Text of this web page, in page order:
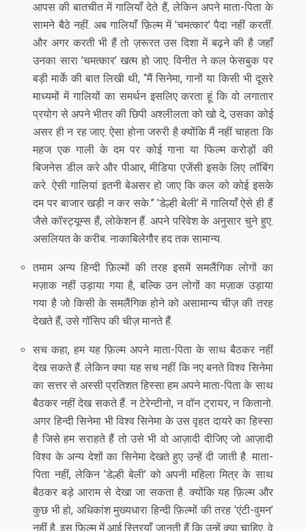
आपस की बातचीत में गालियाँ देते हैं, लेकिन अपने माता-पिता के
सामने बैठे नहीं. अब गालियाँ फ़िल्म में ’चमत्कार’ पैदा नहीं करतीं.
और अगर करती भी हैं तो ज़रूरत उस दिशा में बढ़ने की है जहाँ
उनका सारा ’चमत्कार’ खत्म हो जाए. विनीत ने कल फेसबुक पर
बड़ी मार्के की बात लिखी थी, “मैं सिनेमा, गानों या किसी भी दूसरे
माध्यमों में गालियों का समर्थन इसलिए करता हूं कि वो लगातार
प्रयोग से अपने भीतर की छिपी अश्लीलता को खो दे, उसका कोई
असर ही न रह जाए. ऐसा होना जरुरी है क्योंकि मैं नहीं चाहता कि
महज एक गाली के दम पर कोई गाना या फिल्म करोड़ों की
बिजनेस डील करे और पीआर, मीडिया एजेंसी इसके लिए लॉबिंग
करे. ऐसी गालियां इतनी बेअसर हो जाए कि कल को कोई इसके
दम पर बाजार खड़ी न कर सके.” ’डेल्ही बेली’ में गालियाँ ऐसे ही हैं
जैसे कॉस्ट्यूम्स हैं, लोकेशन हैं. अपने परिवेश के अनुसार चुने हुए.
असलियत के करीब. नाकाबिलेगौर हद तक सामान्य.
तमाम अन्य हिन्दी फ़िल्मों की तरह इसमें समलैंगिक लोगों का
मज़ाक नहीं उड़ाया गया है, बल्कि उन लोगों का मज़ाक उड़ाया
गया है जो किसी के समलैंगिक होने को असामान्य चीज़ की तरह
देखते हैं, उसे गॉसिप की चीज़ मानते हैं.
सच कहा, हम यह फ़िल्म अपने माता-पिता के साथ बैठकर नहीं
देख सकते हैं. लेकिन क्या यह सच नहीं कि नए बनते विश्व सिनेमा
का सत्तर से अस्सी प्रतिशत हिस्सा हम अपने माता-पिता के साथ
बैठकर नहीं देख सकते हैं. न टेरेन्टीनो, न वॉन ट्रायर, न कितानो.
अगर हिन्दी सिनेमा भी विश्व सिनेमा के उस वृहत दायरे का हिस्सा
है जिसे हम सराहते हैं तो उसे भी वो आज़ादी दीजिए जो आज़ादी
विश्व के अन्य देशों का सिनेमा देखते हुए उन्हें दी जाती है. माता-
पिता नहीं, लेकिन ’डेल्ही बेली’ को अपनी महिला मित्र के साथ
बैठकर बड़े आराम से देखा जा सकता है. क्योंकि यह फ़िल्म और
कुछ भी हो, अधिकांश मुख्यधारा हिन्दी फ़िल्मों की तरह ’एंटी-वुमन’
नहीं है. इस फ़िल्म में आई स्त्रियाँ जानती हैं कि उन्हें क्या चाहिए. वे